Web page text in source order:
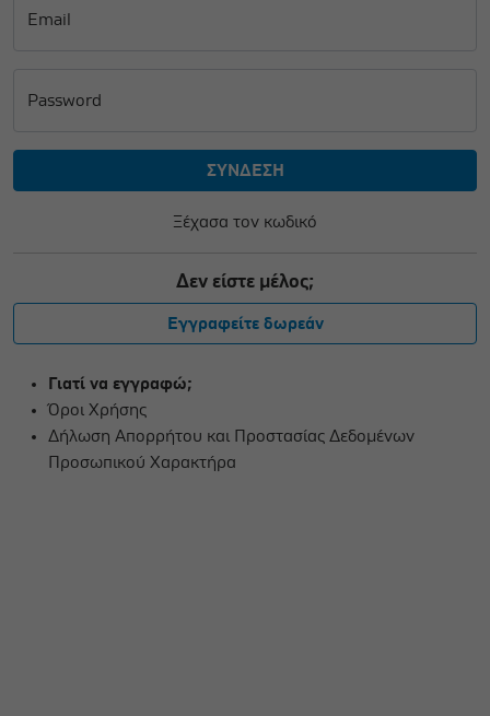
Email
Password
Ξέχασα τον κωδικό
Δεν είστε μέλος;
Εγγραφείτε δωρεάν
Γιατί να εγγραφώ;
Όροι Χρήσης
Δήλωση Απορρήτου και Προστασίας Δεδομένων
Προσωπικού Χαρακτήρα